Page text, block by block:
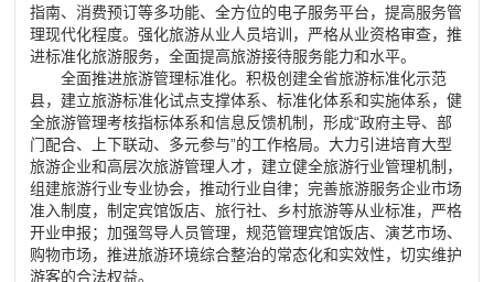
指南、消费预订等多功能、全方位的电子服务平台，提高服务管
理现代化程度。强化旅游从业人员培训，严格从业资格审查，推
进标准化旅游服务，全面提高旅游接待服务能力和水平。
全面推进旅游管理标准化。积极创建全省旅游标准化示范
县，建立旅游标准化试点支撑体系、标准化体系和实施体系，健
全旅游管理考核指标体系和信息反馈机制，形成“政府主导、部
门配合、上下联动、多元参与”的工作格局。大力引进培育大型
旅游企业和高层次旅游管理人才，建立健全旅游行业管理机制，
组建旅游行业专业协会，推动行业自律；完善旅游服务企业市场
准入制度，制定宾馆饭店、旅行社、乡村旅游等从业标准，严格
开业申报；加强驾导人员管理，规范管理宾馆饭店、演艺市场、
购物市场，推进旅游环境综合整治的常态化和实效性，切实维护
游客的合法权益。